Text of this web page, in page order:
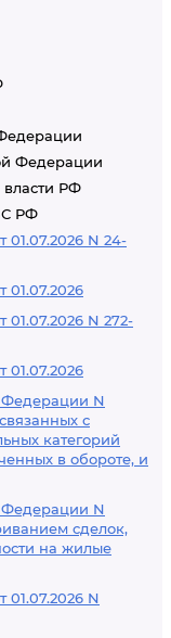
Федерации
власти РФ
РФ
N 24-
N 272-
Федерации N
с
категорий
в обороте, и
Федерации N
сделок,
на жилые
N